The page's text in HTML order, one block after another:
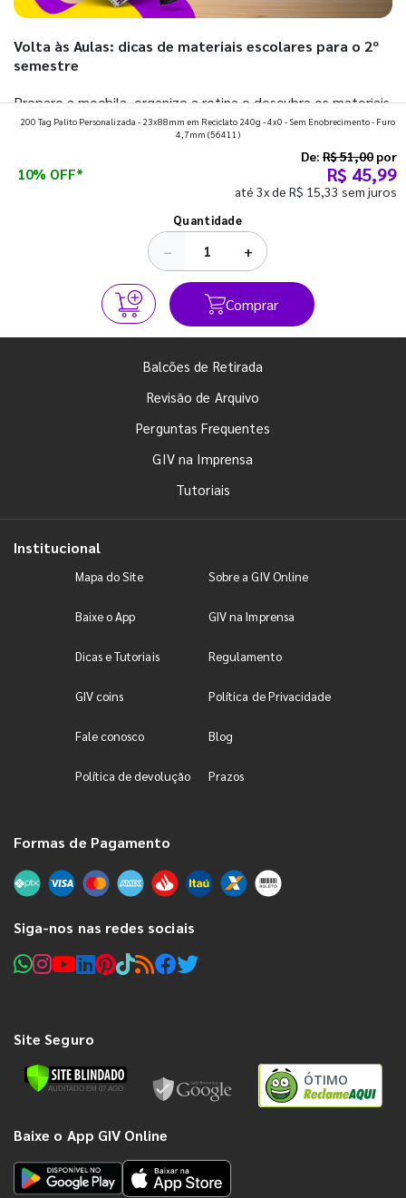
Volta às Aulas: dicas de materiais escolares para o 2º
semestre
Prepare a mochila, organize a rotina e descubra os materiais
que fazem toda diferença para começar o segundo
200 Tag Palito Personalizada - 23x88mm em Reciclato 240g - 4x0 - Sem Enobrecimento - Furo
4,7mm (56411)
10% OFF*
De: R$ 51,00 por
R$ 45,99
até 3x de R$ 15,33 sem juros
Quantidade
− +
Comprar
Balcões de Retirada
Revisão de Arquivo
Perguntas Frequentes
GIV na Imprensa
Tutoriais
Institucional
Mapa do Site Sobre a GIV Online
Baixe o App GIV na Imprensa
Dicas e Tutoriais Regulamento
GIV coins Política de Privacidade
Fale conosco Blog
Política de devolução Prazos
Formas de Pagamento
Siga-nos nas redes sociais
Site Seguro
ÓTIMO
Baixe o App GIV Online